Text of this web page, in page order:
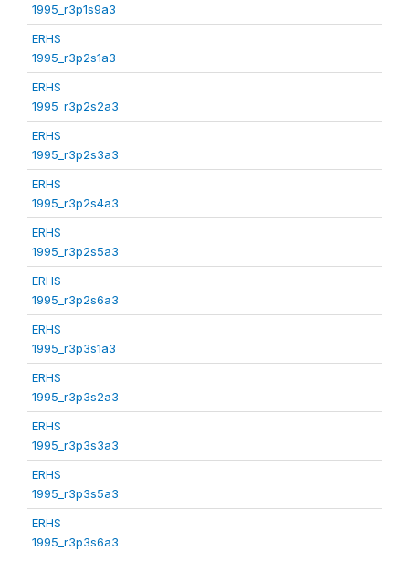
1995_r3p1s9a3
ERHS
1995_r3p2s1a3
ERHS
1995_r3p2s2a3
ERHS
1995_r3p2s3a3
ERHS
1995_r3p2s4a3
ERHS
1995_r3p2s5a3
ERHS
1995_r3p2s6a3
ERHS
1995_r3p3s1a3
ERHS
1995_r3p3s2a3
ERHS
1995_r3p3s3a3
ERHS
1995_r3p3s5a3
ERHS
1995_r3p3s6a3